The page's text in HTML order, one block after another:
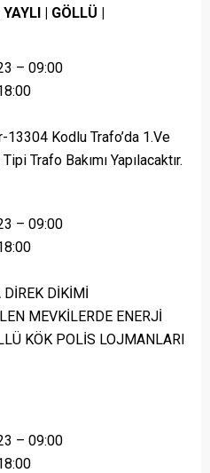
| GÖLLÜ |
– 09:00
Kodlu Trafo’da 1.Ve
Trafo Bakımı Yapılacaktır.
– 09:00
DİKİMİ
MEVKİLERDE ENERJİ
KÖK POLİS LOJMANLARI
– 09:00